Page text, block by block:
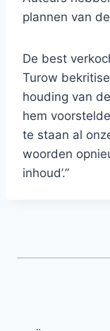
plannen van
De best
Turow
houding van
hem
te staan ​​al
woorden
inhoud’.”